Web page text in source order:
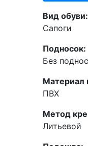
Вид обуви:
Сапоги
Подносок:
Без
Материал
ПВХ
Метод
Литьевой